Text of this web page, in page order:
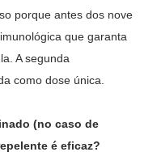
porque antes dos nove
que garanta
A segunda
como dose única.
(no caso de
é eficaz?